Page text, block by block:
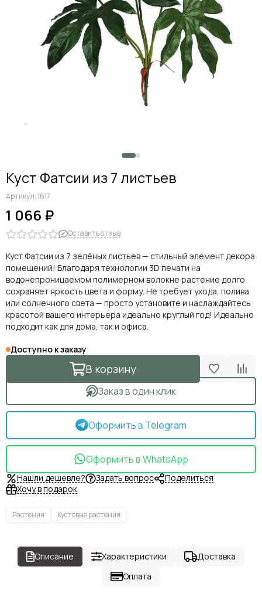
Куст Фатсии из 7 листьев
Артикул:1617
1 066 ₽
Оставить отзыв
Куст Фатсии из 7 зелёных листьев — стильный элемент декора
помещений! Благодаря технологии 3D печати на
водонепроницаемом полимерном волокне растение долго
сохраняет яркость цвета и форму. Не требует ухода, полива
или солнечного света — просто установите и наслаждайтесь
красотой вашего интерьера идеально круглый год! Идеально
подходит как для дома, так и офиса.
Доступно к заказу
В корзину
Заказ в один клик
Оформить в Telegram
Оформить в WhatsApp
Нашли дешевле? Задать вопрос
Поделиться
Хочу в подарок
Растения Кустовые растения
Описание Характеристики
Доставка
Оплата